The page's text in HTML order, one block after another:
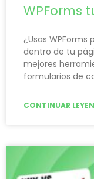
WPForms
¿Usas
dentro de tu
mejores
formularios de
CONTINUAR